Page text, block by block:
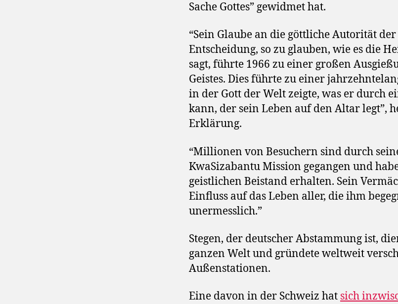
Sache Gottes” gewidmet hat.
“Sein Glaube an die göttliche Autorität
Entscheidung, so zu glauben, wie es die
sagt, führte 1966 zu einer großen
Geistes. Dies führte zu einer
in der Gott der Welt zeigte, was er durch
kann, der sein Leben auf den Altar legt”,
Erklärung.
“Millionen von Besuchern sind durch
KwaSizabantu Mission gegangen und
geistlichen Beistand erhalten. Sein
Einfluss auf das Leben aller, die ihm
unermesslich.”
Stegen, der deutscher Abstammung ist,
ganzen Welt und gründete weltweit
Außenstationen.
Eine davon in der Schweiz hat sich